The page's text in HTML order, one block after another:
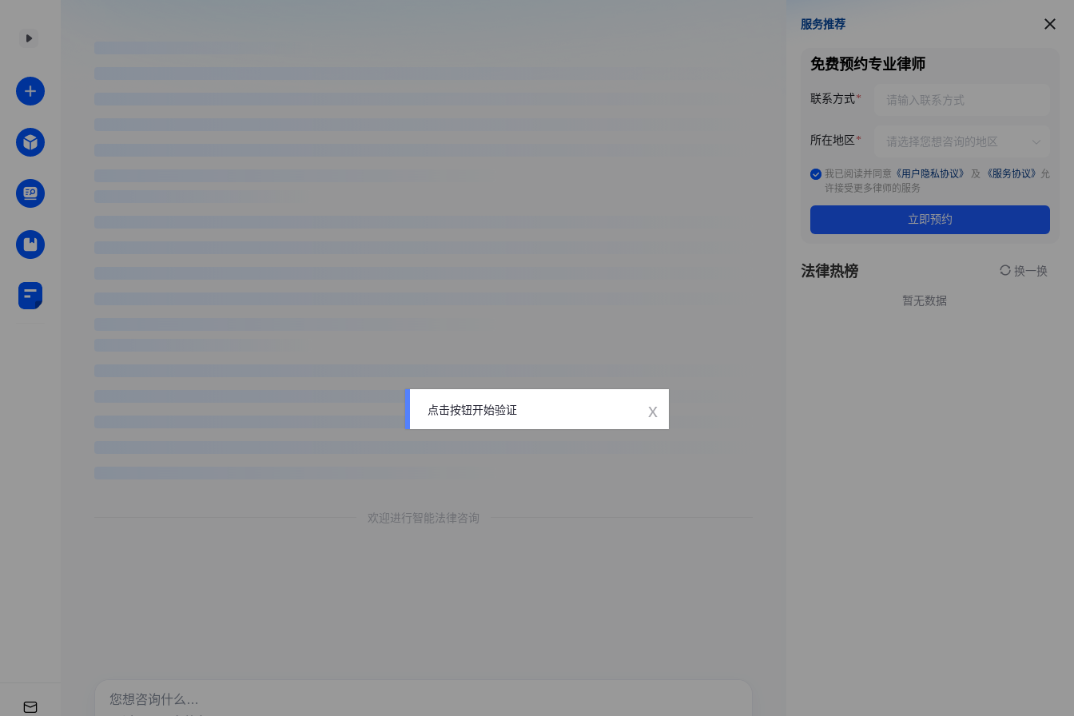
欢迎进行智能法律咨询
服务推荐
服务推荐
免费预约专业律师
联系方式
所在地区
我已阅读并同意 《用户隐私协议》 及 《服务协议》 允
许接受更多律师的服务
立即预约
法律热榜 换一换
暂无数据
点击按钮开始验证 x